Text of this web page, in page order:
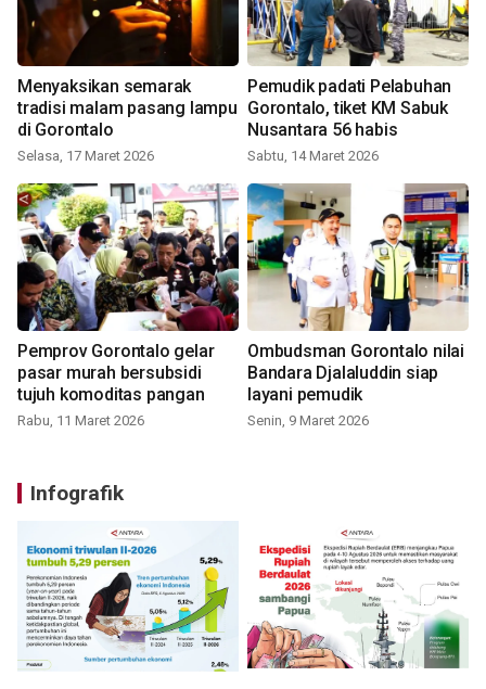
Menyaksikan semarak
tradisi malam pasang lampu
di Gorontalo
Selasa, 17 Maret 2026
Pemudik padati Pelabuhan
Gorontalo, tiket KM Sabuk
Nusantara 56 habis
Sabtu, 14 Maret 2026
Pemprov Gorontalo gelar
pasar murah bersubsidi
tujuh komoditas pangan
Rabu, 11 Maret 2026
Ombudsman Gorontalo nilai
Bandara Djalaluddin siap
layani pemudik
Senin, 9 Maret 2026
Infografik